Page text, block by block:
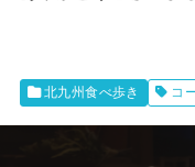
北九州食べ歩き コ